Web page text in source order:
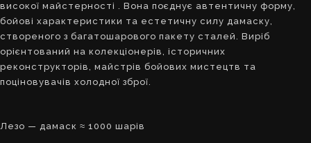
високої майстерності . Вона поєднує автентичну форму,
бойові характеристики та естетичну силу дамаску,
створеного з багатошарового пакету сталей. Виріб
орієнтований на колекціонерів, історичних
реконструкторів, майстрів бойових мистецтв та
поціновувачів холодної зброї.
Лезо — дамаск ≈ 1000 шарів